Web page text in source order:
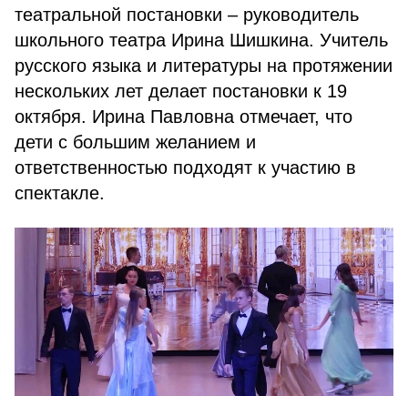
театральной постановки – руководитель
школьного театра Ирина Шишкина. Учитель
русского языка и литературы на протяжении
нескольких лет делает постановки к 19
октября. Ирина Павловна отмечает, что
дети с большим желанием и
ответственностью подходят к участию в
спектакле.